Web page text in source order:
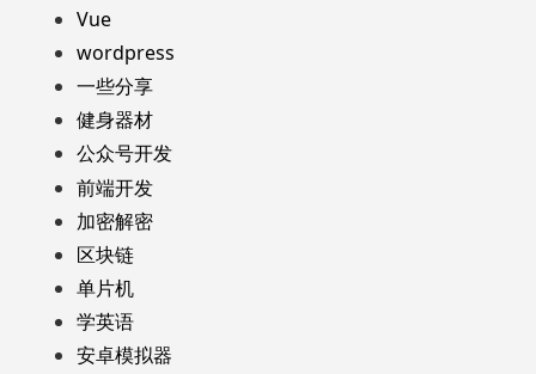
Vue
wordpress
一些分享
健身器材
公众号开发
前端开发
加密解密
区块链
单片机
学英语
安卓模拟器